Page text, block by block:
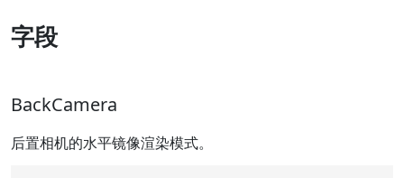
字段
BackCamera
后置相机的水平镜像渲染模式。